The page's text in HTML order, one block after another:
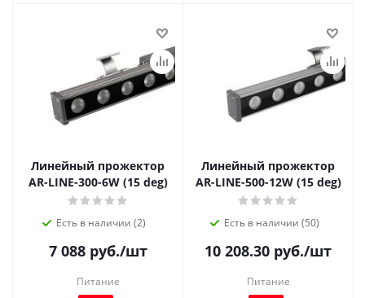
Линейный прожектор
AR-LINE-300-6W (15 deg)
Есть в наличии (2)
7 088руб./шт
Питание
Линейный прожектор
AR-LINE-500-12W (15 deg)
Есть в наличии (50)
10 208.30 руб./шт
Питание